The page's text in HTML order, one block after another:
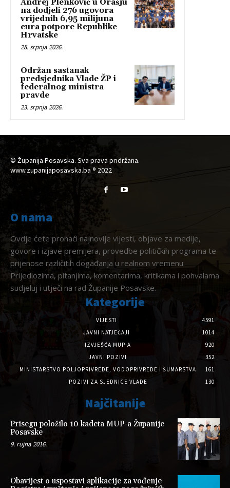
Andrej Plenković u Orašju
na dodjeli 276 ugovora
vrijednih 6,95 milijuna
eura potpore Republike
Hrvatske
28. srpnja 2026.
Održan sastanak
predsjednika Vlade ŽP i
federalnog ministra
pravde
23. srpnja 2026.
© Županija Posavska. Sva prava pridržana.
www.zupanijaposavska.ba ® 2022
O nama
Ovdje ćete pronaći najnovije vijesti, objave za medije,
govore i izjave premijera, provedbe političkih programa te
prijenose različitih događanja u realnom vremenu.
Prijedlozima, pitanjima, komentarima, kritikama i pohvalama
sudjeluj i utječi na rad Županije Posavske.
Kategorije
VIJESTI
4591
JAVNI NATJEČAJI
1014
IZVJEŠĆA MUP-A
920
JAVNI POZIVI
352
MINISTARSTVO POLJOPRIVREDE, VODOPRIVREDE I ŠUMARSTVA
161
POZIVI ZA SJEDNICE VLADE
130
Najčitanije
Prisegu položilo 10 kadeta MUP-a Županije
Posavske
9. rujna 2016.
Obavijest o uspostavi aplikacije za vođenje